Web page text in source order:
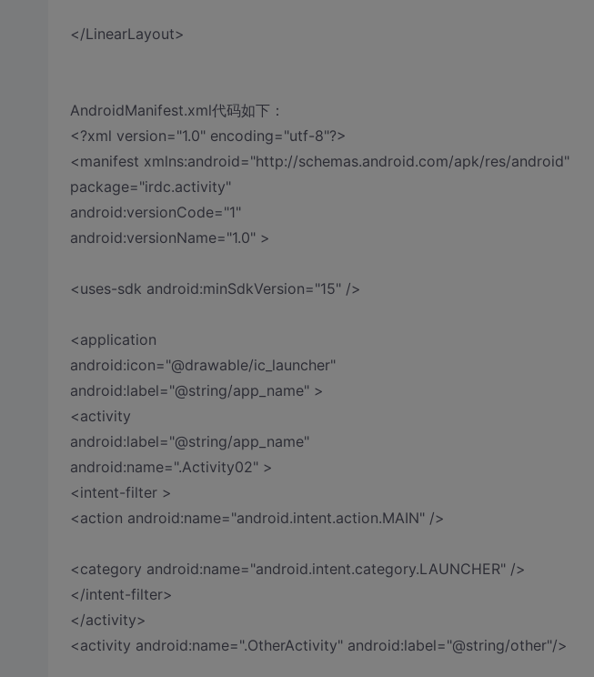
</LinearLayout>
AndroidManifest.xml代码如下：
<?xml version="1.0" encoding="utf-8"?>
<manifest xmlns:android="http://schemas.android.com/apk/res/android"
package="irdc.activity"
android:versionCode="1"
android:versionName="1.0" >
<uses-sdk android:minSdkVersion="15" />
<application
android:icon="@drawable/ic_launcher"
android:label="@string/app_name" >
<activity
android:label="@string/app_name"
android:name=".Activity02" >
<intent-filter >
<action android:name="android.intent.action.MAIN" />
<category android:name="android.intent.category.LAUNCHER" />
</intent-filter>
</activity>
<activity android:name=".OtherActivity" android:label="@string/other"/>